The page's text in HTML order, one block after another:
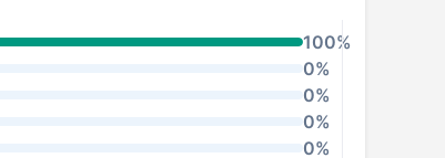
100%
0%
0%
0%
0%